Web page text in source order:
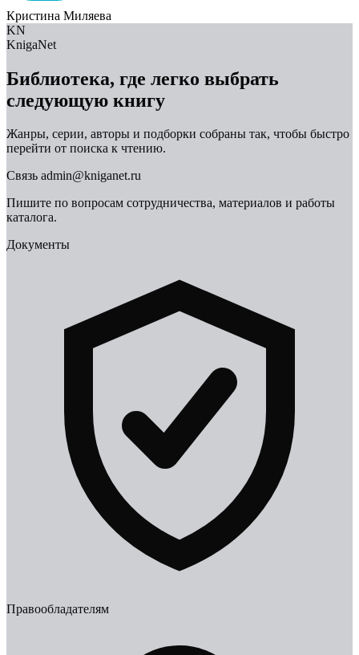
Кристина Миляева
KN
KnigaNet
Библиотека, где легко выбрать
следующую книгу
Жанры, серии, авторы и подборки собраны так, чтобы быстро
перейти от поиска к чтению.
Связь admin@kniganet.ru
Пишите по вопросам сотрудничества, материалов и работы
каталога.
Документы
Правообладателям